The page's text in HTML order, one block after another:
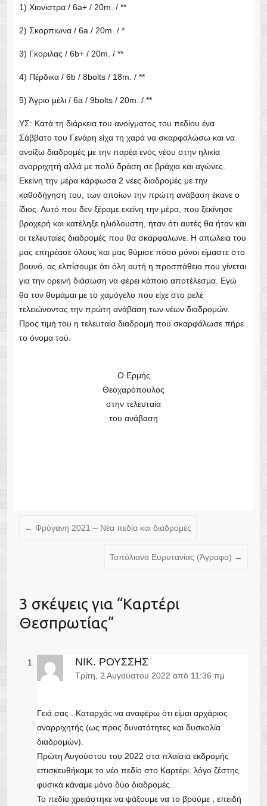
Ο Ερμής
Θεοχαρόπουλος
στην τελευταία
του ανάβαση
← Φρύγανη 2021 – Νέα πεδία και διαδρομές
Τοπόλιανα Ευρυτανίας (Άγραφα) →
Καρτέρι
Θεσπρωτίας
ΝΙΚ. ΡΟΥΣΣΗΣ
Τρίτη, 2 Αυγούστου 2022 από 11:36 πμ
Γειά σας . Καταρχάς να αναφέρω ότι είμαι αρχάριος
αναρριχητής (ως προς δυνατότητες και δυσκολία
διαδρομών).
Πρώτη Αυγούστου του 2022 στα πλαίσια εκδρομής
επισκευθήκαμε το νέο πεδίο στο Καρτέρι. λόγο ζέστης
φυσικά κάναμε μόνο δύο διαδρομές.
Το πεδίο χρειάστηκε να ψάξουμε να το βρούμε , επειδή